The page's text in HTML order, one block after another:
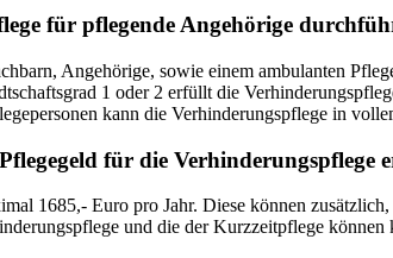
für pflegende Angehörige
Angehörige, sowie einem ambulanten
1 oder 2 erfüllt die
kann die Verhinderungspflege in
für die Verhinderungspflege
1685,- Euro pro Jahr. Diese können
und die der Kurzzeitpflege